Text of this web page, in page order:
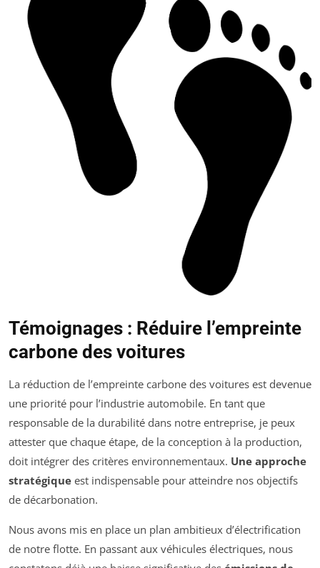
Témoignages : Réduire l’empreinte
carbone des voitures
La réduction de l’empreinte carbone des voitures est devenue
une priorité pour l’industrie automobile. En tant que
responsable de la durabilité dans notre entreprise, je peux
attester que chaque étape, de la conception à la production,
doit intégrer des critères environnementaux. Une approche
stratégique est indispensable pour atteindre nos objectifs
de décarbonation.
Nous avons mis en place un plan ambitieux d’électrification
de notre flotte. En passant aux véhicules électriques, nous